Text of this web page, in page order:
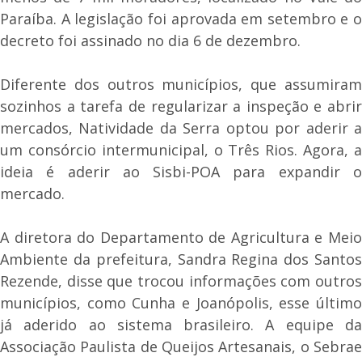
Paraíba. A legislação foi aprovada em setembro e o
decreto foi assinado no dia 6 de dezembro.
Diferente dos outros municípios, que assumiram
sozinhos a tarefa de regularizar a inspeção e abrir
mercados, Natividade da Serra optou por aderir a
um consórcio intermunicipal, o Três Rios. Agora, a
ideia é aderir ao Sisbi-POA para expandir o
mercado.
A diretora do Departamento de Agricultura e Meio
Ambiente da prefeitura, Sandra Regina dos Santos
Rezende, disse que trocou informações com outros
municípios, como Cunha e Joanópolis, esse último
já aderido ao sistema brasileiro. A equipe da
Associação Paulista de Queijos Artesanais, o Sebrae